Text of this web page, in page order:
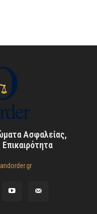
Ασφαλείας,